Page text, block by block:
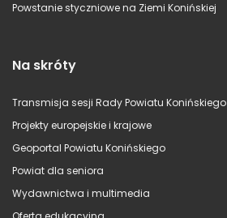
Powstanie styczniowe na Ziemi Konińskiej
Na skróty
Transmisja sesji Rady Powiatu Konińskiego
Projekty europejskie i krajowe
Geoportal Powiatu Konińskiego
Powiat dla seniora
Wydawnictwa i multimedia